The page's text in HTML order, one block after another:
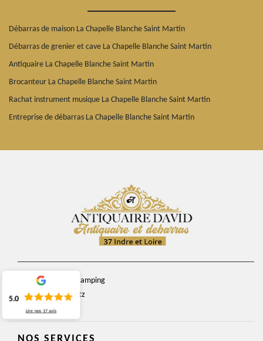
Débarras de maison La Chapelle Blanche Saint Martin
Débarras de grenier et cave La Chapelle Blanche Saint Martin
Antiquaire La Chapelle Blanche Saint Martin
Brocanteur La Chapelle Blanche Saint Martin
Rachat instrument musique La Chapelle Blanche Saint Martin
Entreprise de débarras La Chapelle Blanche Saint Martin
chemin du camping
37270 Veretz
NOS SERVICES
5.0
Lire nos 17 avis